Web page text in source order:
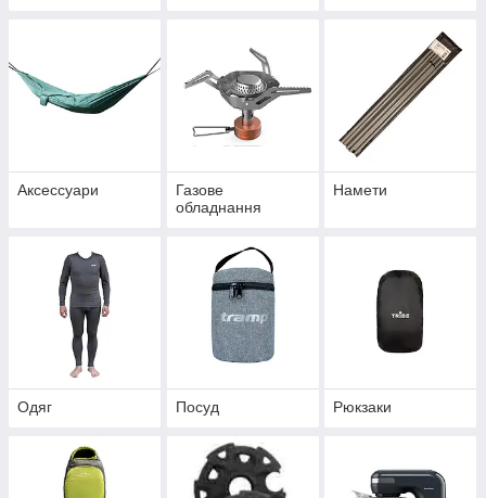
Аксессуари
Газове
обладнання
Намети
Одяг Посуд Рюкзаки